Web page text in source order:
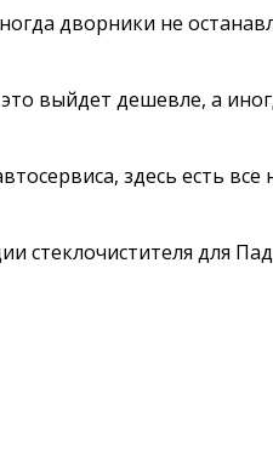
дворники не
выйдет дешевле, а
здесь есть
стеклочистителя для